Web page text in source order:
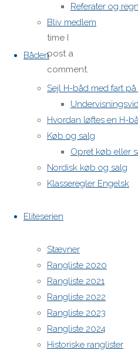
Referater og
Bliv medlem
Båden
Sejl H-båd med fart på
Hvordan løftes en H-
Køb og salg
Opret køb eller
Nordisk køb og salg
Klasseregler Engelsk
Eliteserien
Stævner
Rangliste 2020
Rangliste 2021
Rangliste 2022
Rangliste 2023
Rangliste 2024
Historiske ranglister
browser
for next
time I
post a
comment.
H-båds kalenderen i Europa